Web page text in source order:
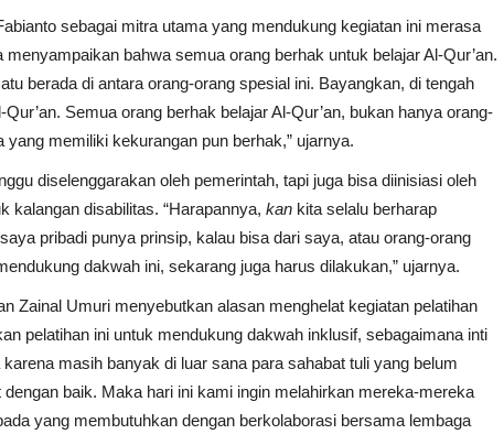
sebagai mitra utama yang mendukung kegiatan ini merasa
bahwa semua orang berhak untuk belajar Al-Qur’an.
berada di antara orang-orang spesial ini. Bayangkan, di tengah
Semua orang berhak belajar Al-Qur’an, bukan hanya orang-
memiliki kekurangan pun berhak,” ujarnya.
diselenggarakan oleh pemerintah, tapi juga bisa diinisiasi oleh
kalangan disabilitas. “Harapannya, kan kita selalu berharap
pribadi punya prinsip, kalau bisa dari saya, atau orang-orang
dakwah ini, sekarang juga harus dilakukan,” ujarnya.
Zainal Umuri menyebutkan alasan menghelat kegiatan pelatihan
pelatihan ini untuk mendukung dakwah inklusif, sebagaimana inti
masih banyak di luar sana para sahabat tuli yang belum
baik. Maka hari ini kami ingin melahirkan mereka-mereka
yang membutuhkan dengan berkolaborasi bersama lembaga